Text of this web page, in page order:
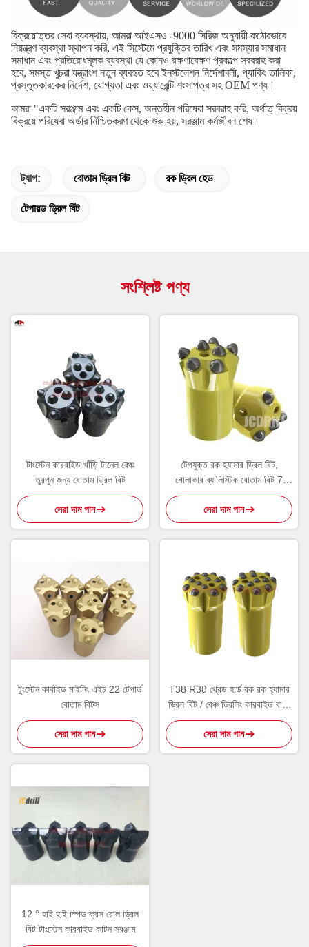
বিক্রয়োত্তর সেবা ব্যবস্থায়, আমরা আইএসও -9000 সিরিজ অনুযায়ী কঠোরভাবে
নিয়ন্ত্রণ ব্যবস্থা স্থাপন করি, এই সিস্টেমে প্রযুক্তির তারিখ এবং সমস্যার সমাধান
সমাধান এবং প্রতিরোধমূলক ব্যবস্থা যে কোনও রক্ষণাবেক্ষণ প্রকল্পে সরবরাহ করা
হবে, সমস্ত খুচরা যন্ত্রাংশ নতুন ব্যবহৃত হবে ইনস্টলেশন নির্দেশাবলী, প্যাকিং তালিকা,
প্রস্তুতকারকের নির্দেশ, যোগ্যতা এবং ওয়্যারেন্টি শংসাপত্র সহ OEM পণ্য।
আমরা "একটি সরঞ্জাম এবং একটি কেস, অন্তহীন পরিষেবা সরবরাহ করি, অর্থাত্ বিক্রয়
বিক্রয়ে পরিষেবা অর্ডার নিশ্চিতকরণ থেকে শুরু হয়, সরঞ্জাম কর্মজীবন শেষ।
ট্যাগ: বোতাম ড্রিল বিট রক ড্রিল হেড
টেপারড ড্রিল বিট
সংশ্লিষ্ট পণ্য
টাংস্টেন কারবাইড খাঁড়ি টানেল বেঞ্চ
তুরপুন জন্য বোতাম ড্রিল বিট
সেরা দাম পান
টেপযুক্ত রক হ্যামার ড্রিল বিট,
গোলাকার ব্যালিস্টিক বোতাম বিট 7
ডিগ্রী
সেরা দাম পান
টুংস্টেন কার্বাইড মাইনিং এইচ 22 টেপার্ড
বোতাম বিটস
সেরা দাম পান
T38 R38 থ্রেড হার্ড রক রক হ্যামার
ড্রিল বিট / বেঞ্চ ড্রিলিং কারবাইড বাটন
বিট বিট
সেরা দাম পান
12 ° হাই হাই স্পিড ক্রস রোল ড্রিল
বিট টাংস্টেন কারবাইড কাটন সরঞ্জাম